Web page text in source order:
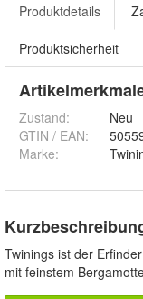
Produktdetails
Produktsicherheit
Zustand:
Neu
GTIN / EAN:
Marke:
Twinings ist der
mit feinstem